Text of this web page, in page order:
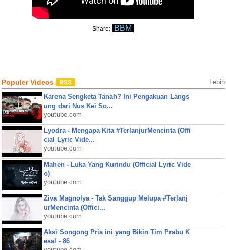
Share: BBM
Populer Videos Lebih
Karena Sengketa Tanah? Ini Pengakuan Langs
ung dari Nus Kei So...
youtube.com
Lyodra - Mengapa Kita #TerlanjurMencinta (Offi
cial Lyric Vide...
youtube.com
Mahen - Luka Yang Kurindu (Official Lyric Vide
o)
youtube.com
Ziva Magnolya - Tak Sanggup Melupa #Terlanj
urMencinta (Offici...
youtube.com
Aksi Songong Pria ini yang Bikin Tim Prabu K
esal - 86